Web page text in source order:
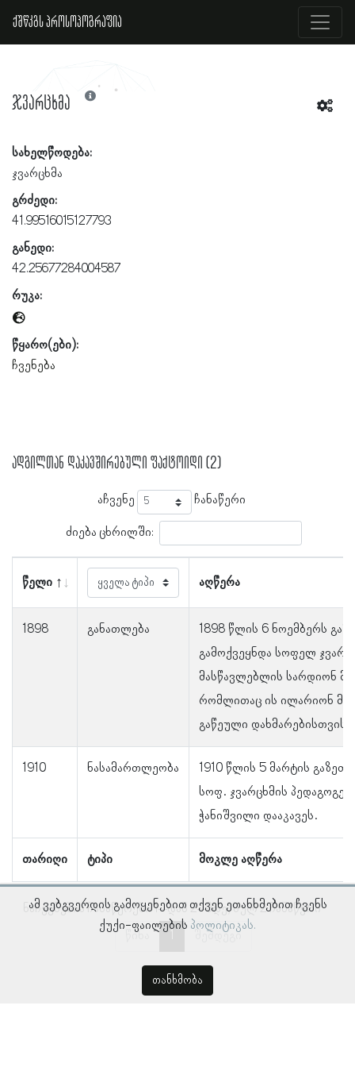
ქშწკგს პროსოპოგრაფია
ჯვარცხმა
სახელწოდება:
ჯვარცხმა
გრძედი:
41.99516015127793
განედი:
42.25677284004587
რუკა:
წყარო(ები):
ჩვენება
ადგილთან დაკავშირებული ფაქტოიდი (2)
აჩვენე ჩანაწერი
ძიება ცხრილში:
წელი აღწერა
1898 განათლება
1898 წლის 6 ნოემბერს
გამოქვეყნდა სოფელ
მასწავლებლის სარდიონ
რომლითაც ის ილარიონ
გაწეული დახმარებისთვის
1910 ნასამართლეობა
1910 წლის 5 მარტის გაზეთ
სოფ. ჯვარცხმის
ჭანიშვილი დააკავეს.
თარიღი ტიპი მოკლე აღწერა
ნაჩვენებია ჩანაწერები 1–დან 2–მდე, სულ 2 ჩანაწერი
წინა
შემდეგი
ამ ვებგვერდის გამოყენებით თქვენ ეთანხმებით ჩვენს
ქუქი-ფაილების პოლიტიკას.
თანხმობა